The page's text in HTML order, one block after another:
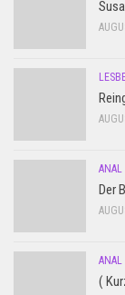
ANAL
Der
ANAL
(